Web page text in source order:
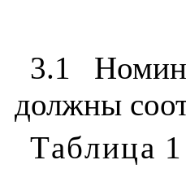
3.1
должны
Таблица 1